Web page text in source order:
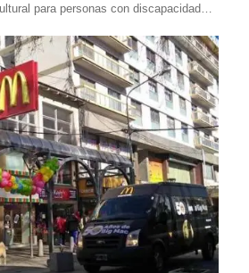
para personas con discapacidad…